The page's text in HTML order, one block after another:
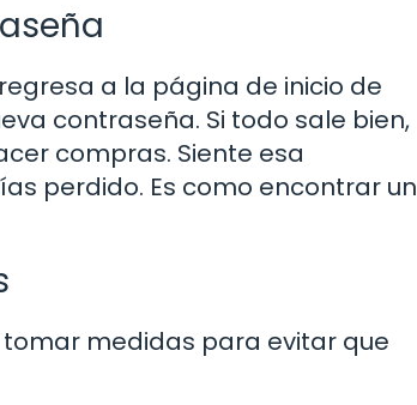
a la página de inicio de
contraseña. Si todo sale bien,
compras. Siente esa
perdido. Es como encontrar un
medidas para evitar que